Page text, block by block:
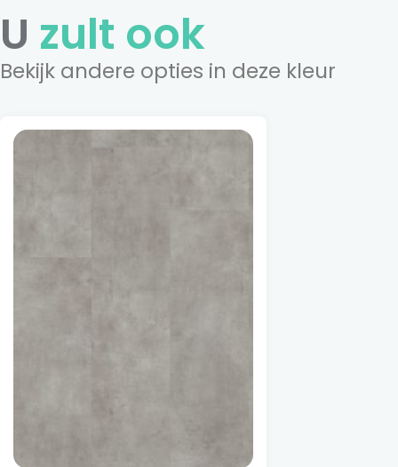
U zult ook
Bekijk andere opties in deze kleur